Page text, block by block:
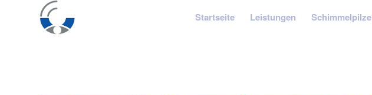
Startseite Leistungen Schimmelpilze